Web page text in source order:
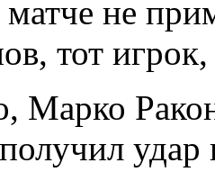
не
тот игрок,
Марко
удар